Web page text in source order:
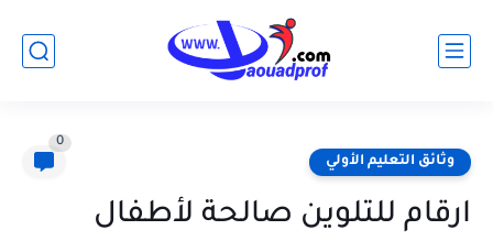
وثائق التعليم الأولي
0
ارقام للتلوين صالحة لأطفال